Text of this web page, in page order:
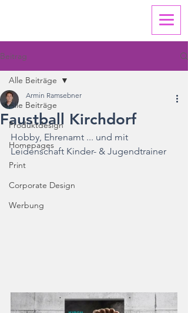
Beitrag
Alle Beiträge
Produktdesign
Homepages
Print
Corporate Design
Werbung
Alle Beiträge
Faustball Kirchdorf
Armin Ramsebner
Hobby, Ehrenamt ... und mit
Leidenschaft Kinder- & Jugendtrainer